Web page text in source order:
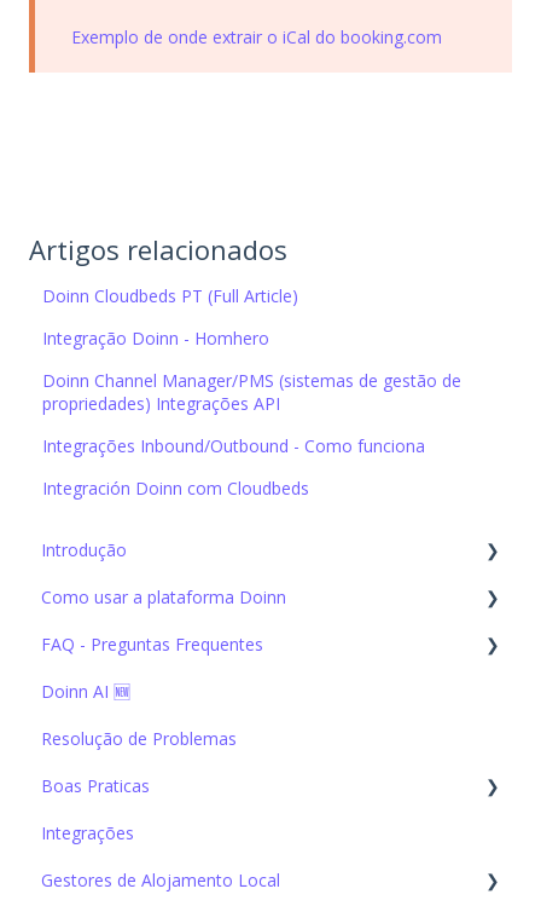
Exemplo de onde extrair o iCal do booking.com
Artigos relacionados
Doinn Cloudbeds PT (Full Article)
Integração Doinn - Homhero
Doinn Channel Manager/PMS (sistemas de gestão de
propriedades) Integrações API
Integrações Inbound/Outbound - Como funciona
Integración Doinn com Cloudbeds
Introdução
Configuração Inicial
Como usar a plataforma Doinn
1. Conecte-se com todos - Integrações, Importações e
Preços
3. Melhore a cada dia - Comunicações, Controlo
Previsão
FAQ - Preguntas Frequentes
1. Conecte-se com todos - Integrações, Importações e
Preços
3. Melhore a cada dia - Comunicações, Controlo
Doinn AI 🆕
Resolução de Problemas
Boas Praticas
2. Automatize tarefas - Marcações e envios serviços,
Integrações
Gestores de Alojamento Local